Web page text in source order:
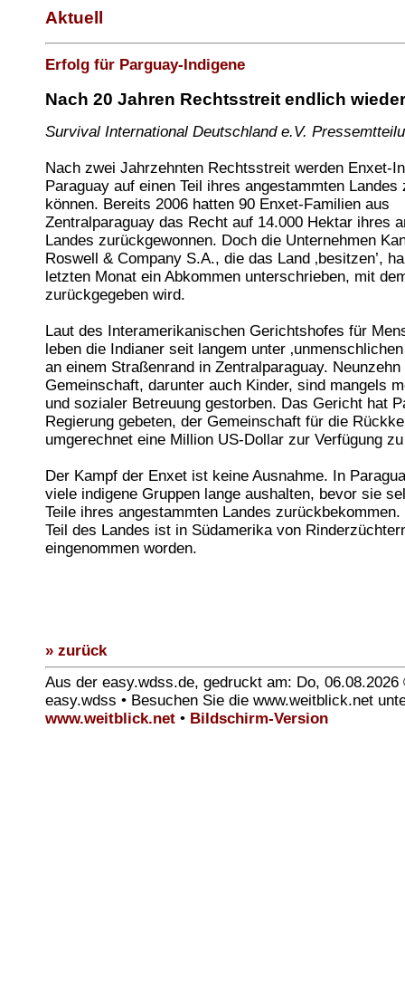
Aktuell
Erfolg für Parguay-Indigene
Nach 20 Jahren Rechtsstreit endlich
Survival International Deutschland e.V.
Nach zwei Jahrzehnten Rechtsstreit werden Enxet-
Paraguay auf einen Teil ihres angestammten Landes
können. Bereits 2006 hatten 90 Enxet-Familien aus
Zentralparaguay das Recht auf 14.000 Hektar ihres
Landes zurückgewonnen. Doch die Unternehmen
Roswell & Company S.A., die das Land ‚besitzen’,
letzten Monat ein Abkommen unterschrieben, mit
zurückgegeben wird.
Laut des Interamerikanischen Gerichtshofes für
leben die Indianer seit langem unter ‚unmenschlichen
an einem Straßenrand in Zentralparaguay.
Gemeinschaft, darunter auch Kinder, sind mangels
und sozialer Betreuung gestorben. Das Gericht hat
Regierung gebeten, der Gemeinschaft für die
umgerechnet eine Million US-Dollar zur Verfügung
Der Kampf der Enxet ist keine Ausnahme. In
viele indigene Gruppen lange aushalten, bevor sie
Teile ihres angestammten Landes
Teil des Landes ist in Südamerika von
eingenommen worden.
» zurück
Aus der easy.wdss.de, gedruckt am: Do, 06.08.2026
easy.wdss • Besuchen Sie die www.weitblick.net
www.weitblick.net • Bildschirm-Version